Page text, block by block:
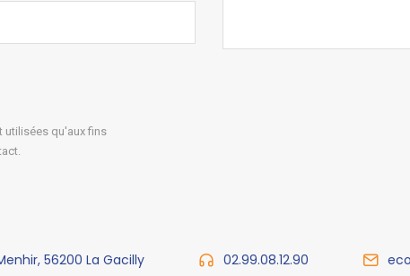
utilisées qu'aux fins
56200 La Gacilly 02.99.08.12.90